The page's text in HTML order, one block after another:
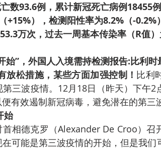
数93.6例，累计新冠死亡病例18455例
+15%），检测阳性率为8.2%（-0.2%
万次，过去一周基本传染率（R值）
始”，外国人入境需持检测报告:比利
放松措施，某些方面加强控制！ 比利
三波疫情。12月18日（昨天）下午2
有效遏制新冠病毒，避免潜在的第三
始
相德克罗（Alexander De Croo）召
可能是第三波疫情的开始，但是我们